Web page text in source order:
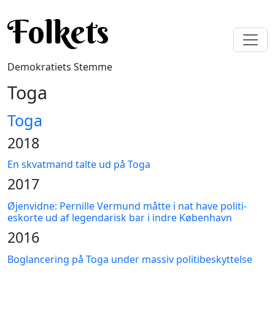
Folkets
Demokratiets Stemme
Toga
Toga
2018
En skvatmand talte ud på Toga
2017
Øjenvidne: Pernille Vermund måtte i nat have politi-
eskorte ud af legendarisk bar i indre København
2016
Boglancering på Toga under massiv politibeskyttelse